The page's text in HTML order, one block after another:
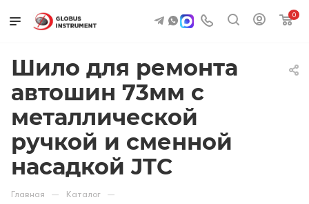
0
Шило для ремонта
автошин 73мм с
металлической
ручкой и сменной
насадкой JTC
Главная — Каталог —